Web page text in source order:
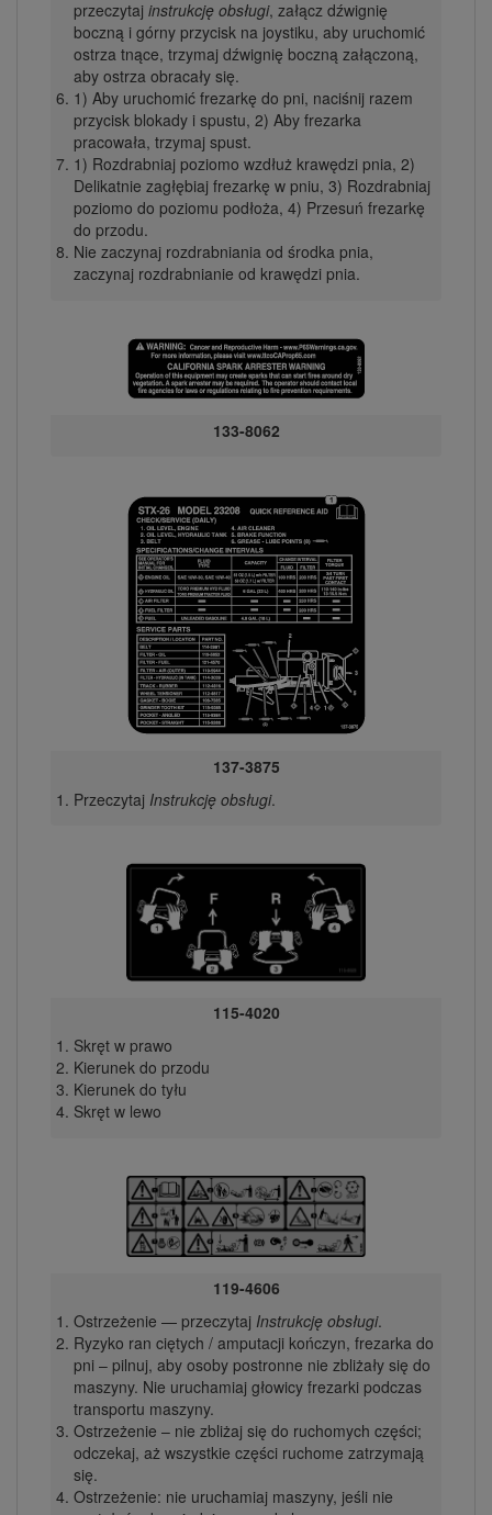
przeczytaj instrukcję obsługi, załącz dźwignię
boczną i górny przycisk na joystiku, aby uruchomić
ostrza tnące, trzymaj dźwignię boczną załączoną,
aby ostrza obracały się.
1) Aby uruchomić frezarkę do pni, naciśnij razem
przycisk blokady i spustu, 2) Aby frezarka
pracowała, trzymaj spust.
1) Rozdrabniaj poziomo wzdłuż krawędzi pnia, 2)
Delikatnie zagłębiaj frezarkę w pniu, 3) Rozdrabniaj
poziomo do poziomu podłoża, 4) Przesuń frezarkę
do przodu.
Nie zaczynaj rozdrabniania od środka pnia,
zaczynaj rozdrabnianie od krawędzi pnia.
133-8062
137-3875
Przeczytaj Instrukcję obsługi.
115-4020
Skręt w prawo
Kierunek do przodu
Kierunek do tyłu
Skręt w lewo
119-4606
Ostrzeżenie — przeczytaj Instrukcję obsługi.
Ryzyko ran ciętych / amputacji kończyn, frezarka do
pni – pilnuj, aby osoby postronne nie zbliżały się do
maszyny. Nie uruchamiaj głowicy frezarki podczas
transportu maszyny.
Ostrzeżenie – nie zbliżaj się do ruchomych części;
odczekaj, aż wszystkie części ruchome zatrzymają
się.
Ostrzeżenie: nie uruchamiaj maszyny, jeśli nie